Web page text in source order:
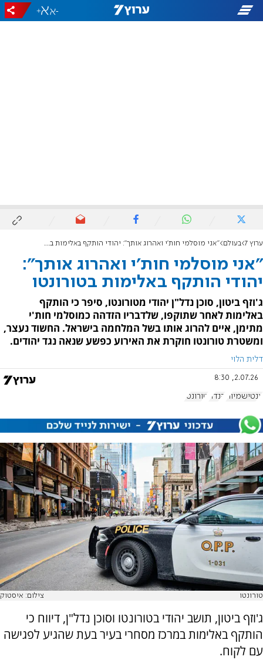
-
+
ערוץ 7 בעולם "אני מוסלמי חות'י ואהרוג אותך": יהודי הותקף באלימות בטורונטו
"אני מוסלמי חות'י ואהרוג אותך":
יהודי הותקף באלימות בטורונטו
ג'וזף ביטון, סוכן נדל"ן יהודי מטורונטו, סיפר כי הותקף
באלימות לאחר שתוקפו, שלדבריו הזדהה כמוסלמי חות'י
מתימן, איים להרוג אותו בשל המלחמה בישראל. החשוד נעצר,
ומשטרת טורונטו חוקרת את האירוע כפשע שנאה נגד יהודים.
דלית הלוי
2.07.26, 8:30
אנטישמיות קנדה טורונטו
טורונטו צילום: איסטוק
ג'וזף ביטון, תושב יהודי בטורונטו וסוכן נדל"ן, דיווח כי
הותקף באלימות במרכז מסחרי בעיר בעת שהגיע לפגישה
עם לקוח.